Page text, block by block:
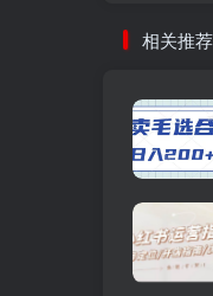
相关推荐